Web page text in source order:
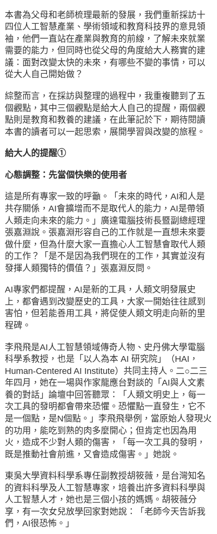
本書為父母和老師梳理最新的發展，我們重新採訪十
四位人工智慧產業、學術領域和教育科技界的意見領
袖，他們一直站在產業與教育的前線，了解未來就業
需要的能力，但同時也從父母的角度給大人務實的建
議：面對改變太快的未來，有哪些不變的事情，可以
從大人自己開始做？
綜整而言，在採訪與整理的過程中，我重複聽到了五
個觀點，其中三個觀點是給大人自己的提醒，兩個觀
點則是教育和教養的建議，在此筆記於下，期待閱讀
本書的讀者可以一起思索，展開學習與改變的旅程。
給大人的提醒①
心態調整：先當個快樂的使用者
這是所有專家一致的呼籲。「未來的時代，AI和人是
共存關係，AI會擴增而不是取代人的能力，AI是帶領
人類走向未來的能力。」廣達電腦技術長暨副總經理
張嘉淵說。張嘉淵形容自己的工作就是一直想未來要
做什麼，但為什麼大家一直擔心人工智慧會取代人類
的工作？「是不是因為我們現在的工作，其實並沒有
發揮人類獨特的價值？」張嘉淵反問。
AI專家們都提醒，AI是新的工具，人類文明發展史
上，都會遇到改變歷史的工具，大家一開始往往感到
害怕，但若能善用工具，將促使人類文明走向新的里
程碑。
李飛飛是AI人工智慧領域傳奇人物、史丹佛大學電腦
科學系教授，也是「以人為本 AI 研究院」（HAI，
Human-Centered AI Institute）共同主持人。二○二三
年四月，她在一場與作家龍應台對談的「AI與人文素
養的對話」論壇中回答聽眾：「人類文明史上，每一
次工具的發明都會帶來恐懼。恐懼點一直發生，它不
是一個點，是N個點。」李飛飛舉例，當原始人發現火
的功用，能吃到熟的肉多麼開心；但肯定也因為用
火，造成不少對人類的傷害，「每一次工具的發明，
既是推動社會前進，又會造成傷害。」她說。
東吳大學資料科學系專任副教授胡筱薇，是台灣知名
的資料科學及人工智慧專家，培養出許多資料科學與
人工智慧人才，她也是三個小孩的媽媽。胡筱薇分
享，有一次女兒放學回家對她說：「老師今天告訴我
們，AI很恐怖。」